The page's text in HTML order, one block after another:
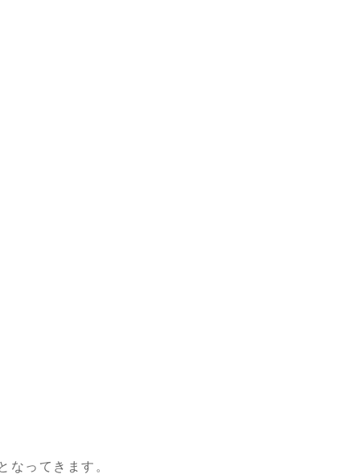
なってきます。